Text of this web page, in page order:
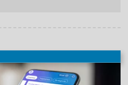
la apertura de la cuenta
dólar MEP, se debitará